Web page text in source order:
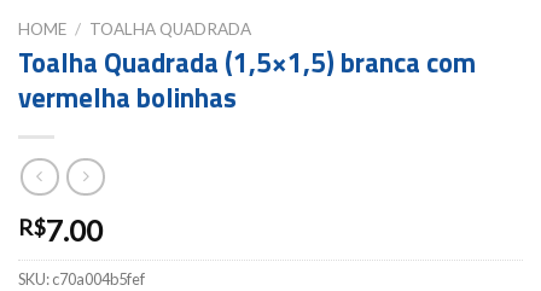
HOME / TOALHA QUADRADA
Toalha Quadrada (1,5×1,5) branca com
vermelha bolinhas
R$7.00
SKU:c70a004b5fef